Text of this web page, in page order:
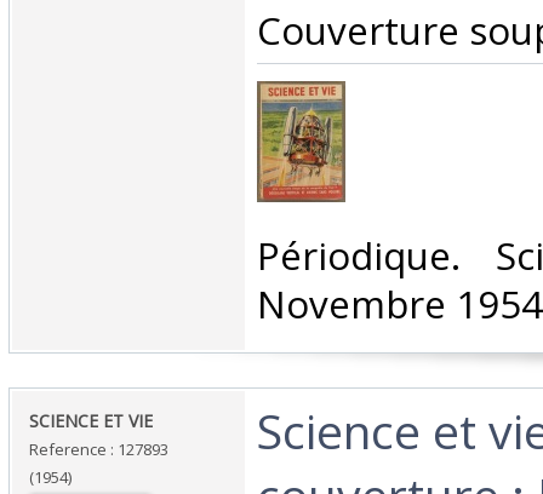
‎Couverture
‎Périodique.
Novembre
‎SCIENCE ET VIE ‎
Reference : 127893
(1954)
‎Science et